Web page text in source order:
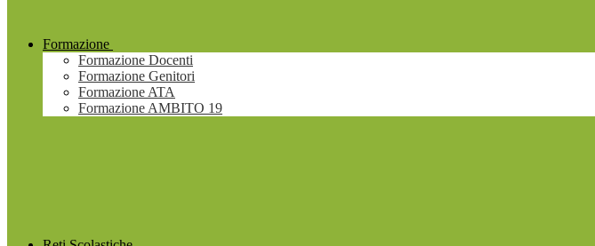
Formazione
Formazione Docenti
Formazione Genitori
Formazione ATA
Formazione AMBITO 19